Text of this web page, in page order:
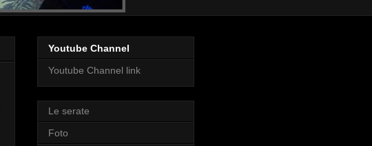
Youtube Channel
Youtube Channel link
Le serate
Foto